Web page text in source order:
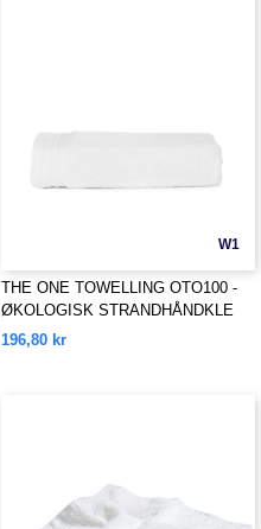
W1
THE ONE TOWELLING OTO100 -
ØKOLOGISK STRANDHÅNDKLE
196,80 kr